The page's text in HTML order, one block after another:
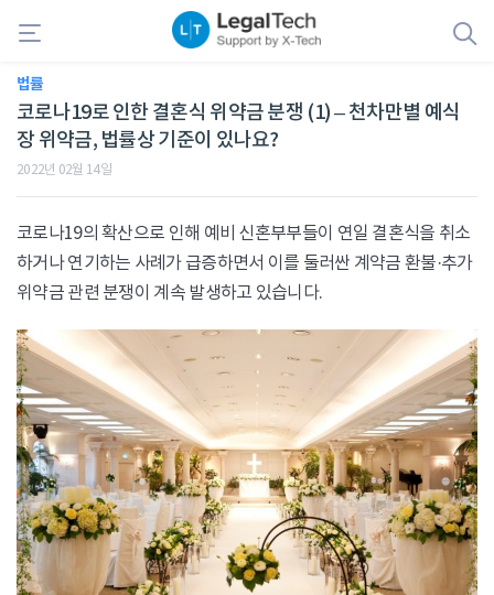
코로나19로 인한 결혼식 위약금 분쟁 (1) – 천차만별 예식
장 위약금, 법률상 기준이 있나요?
2022년 02월 14일
법률
코로나19의 확산으로 인해 예비 신혼부부들이 연일 결혼식을 취소
하거나 연기하는 사례가 급증하면서 이를 둘러싼 계약금 환불·추가
위약금 관련 분쟁이 계속 발생하고 있습니다.